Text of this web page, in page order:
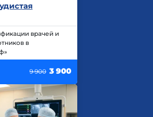
врачей и
в
9 900 3 900